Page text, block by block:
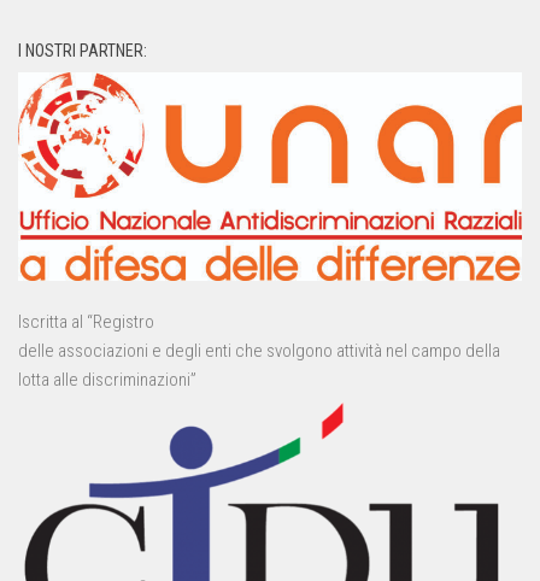
I NOSTRI PARTNER:
Iscritta al “Registro
delle associazioni e degli enti che svolgono attività nel campo della
lotta alle discriminazioni”